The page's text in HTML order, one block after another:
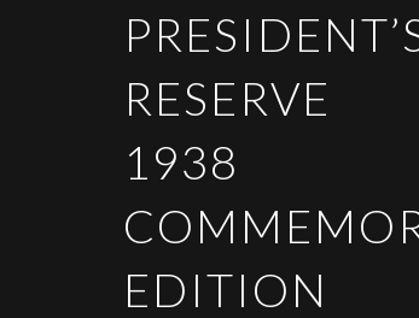
RESERVE
1938
EDITION